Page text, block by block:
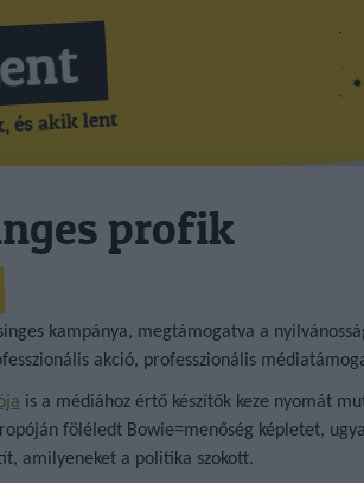
és akik lent
profik
kampánya, megtámogatva a
akció, professzionális
is a médiához értő készítők keze nyomát
föléledt Bowie=menőség képletet,
amilyeneket a politika szokott.